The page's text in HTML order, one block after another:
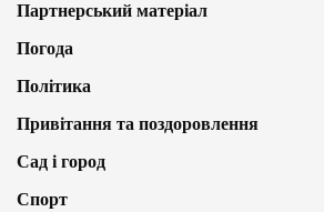
Партнерський матеріал
Погода
Політика
Привітання та поздоровлення
Сад і город
Спорт